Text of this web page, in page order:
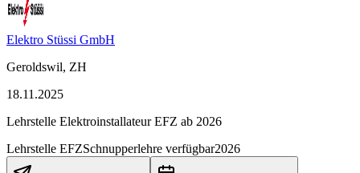
Elektro Stüssi GmbH
Geroldswil, ZH
18.11.2025
Lehrstelle Elektroinstallateur EFZ ab 2026
Lehrstelle EFZSchnupperlehre verfügbar2026